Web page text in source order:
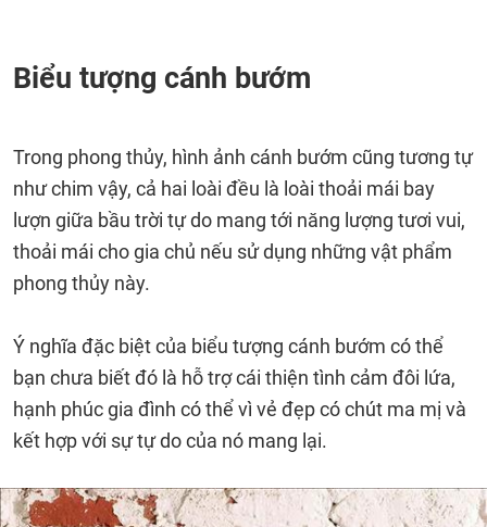
Biểu tượng cánh bướm
Trong phong thủy, hình ảnh cánh bướm cũng tương tự
như chim vậy, cả hai loài đều là loài thoải mái bay
lượn giữa bầu trời tự do mang tới năng lượng tươi vui,
thoải mái cho gia chủ nếu sử dụng những vật phẩm
phong thủy này.
Ý nghĩa đặc biệt của biểu tượng cánh bướm có thể
bạn chưa biết đó là hỗ trợ cái thiện tình cảm đôi lứa,
hạnh phúc gia đình có thể vì vẻ đẹp có chút ma mị và
kết hợp với sự tự do của nó mang lại.